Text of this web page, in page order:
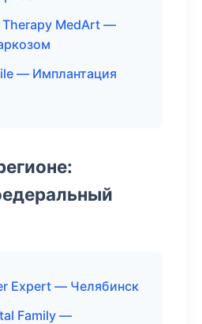
Therapy MedArt —
— Имплантация
Expert — Челябинск
Family —